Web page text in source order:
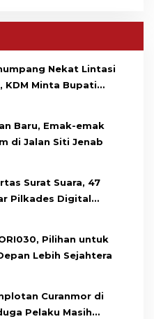
Nekat Lintasi
KDM Minta Bupati
Baru, Emak-emak
di Jalan Siti Jenab
Surat Suara, 47
Pilkades Digital
Pilihan untuk
Lebih Sejahtera
Curanmor di
Pelaku Masih